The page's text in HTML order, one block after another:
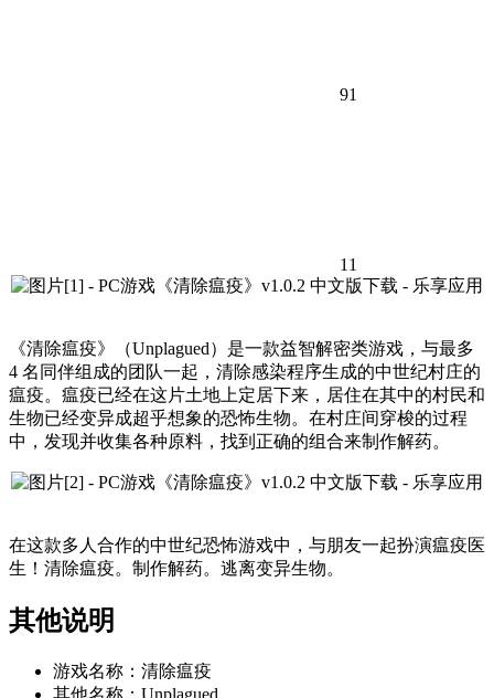
91
11
《清除瘟疫》（Unplagued）是一款益智解密类游戏，与最多
4 名同伴组成的团队一起，清除感染程序生成的中世纪村庄的
瘟疫。瘟疫已经在这片土地上定居下来，居住在其中的村民和
生物已经变异成超乎想象的恐怖生物。在村庄间穿梭的过程
中，发现并收集各种原料，找到正确的组合来制作解药。
在这款多人合作的中世纪恐怖游戏中，与朋友一起扮演瘟疫医
生！清除瘟疫。制作解药。逃离变异生物。
其他说明
游戏名称：清除瘟疫
其他名称：Unplagued